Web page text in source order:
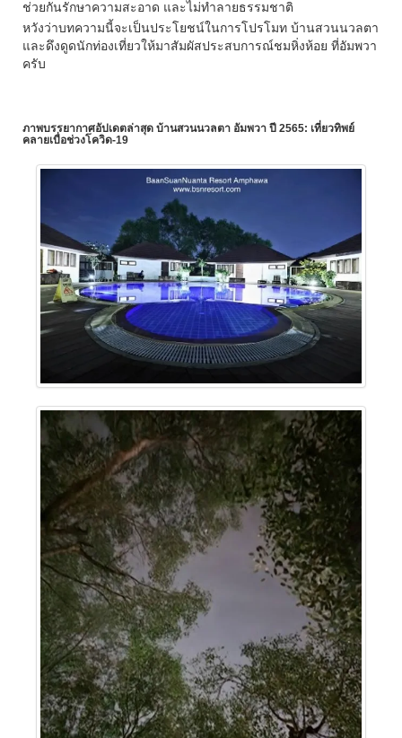
ช่วยกันรักษาความสะอาด และไม่ทำลายธรรมชาติ
หวังว่าบทความนี้จะเป็นประโยชน์ในการโปรโมท บ้านสวนนวลตา
และดึงดูดนักท่องเที่ยวให้มาสัมผัสประสบการณ์ชมหิ่งห้อย ที่อัมพวา
ครับ
ภาพบรรยากาศอัปเดตล่าสุด บ้านสวนนวลตา อัมพวา ปี 2565: เที่ยวทิพย์
คลายเบื่อช่วงโควิด-19